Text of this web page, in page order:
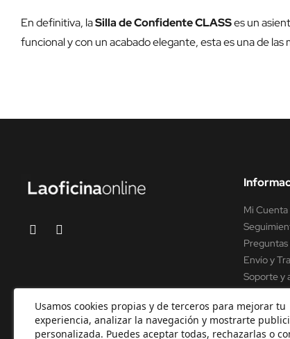
En definitiva, laSilla de Confidente CLASSes un
funcional y con un acabado elegante, esta es una de
Usamos cookies propias y de terceros para mejorar tu
experiencia, analizar la navegación y mostrarte
personalizada. Puedes aceptar todas, rechazarlas o
Mi Cuenta
Envío y
Soporte y